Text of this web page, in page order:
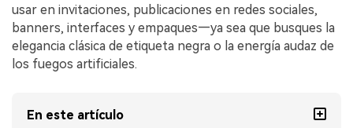
usar en invitaciones, publicaciones en redes sociales,
banners, interfaces y empaques—ya sea que busques la
elegancia clásica de etiqueta negra o la energía audaz de
los fuegos artificiales.
En este artículo